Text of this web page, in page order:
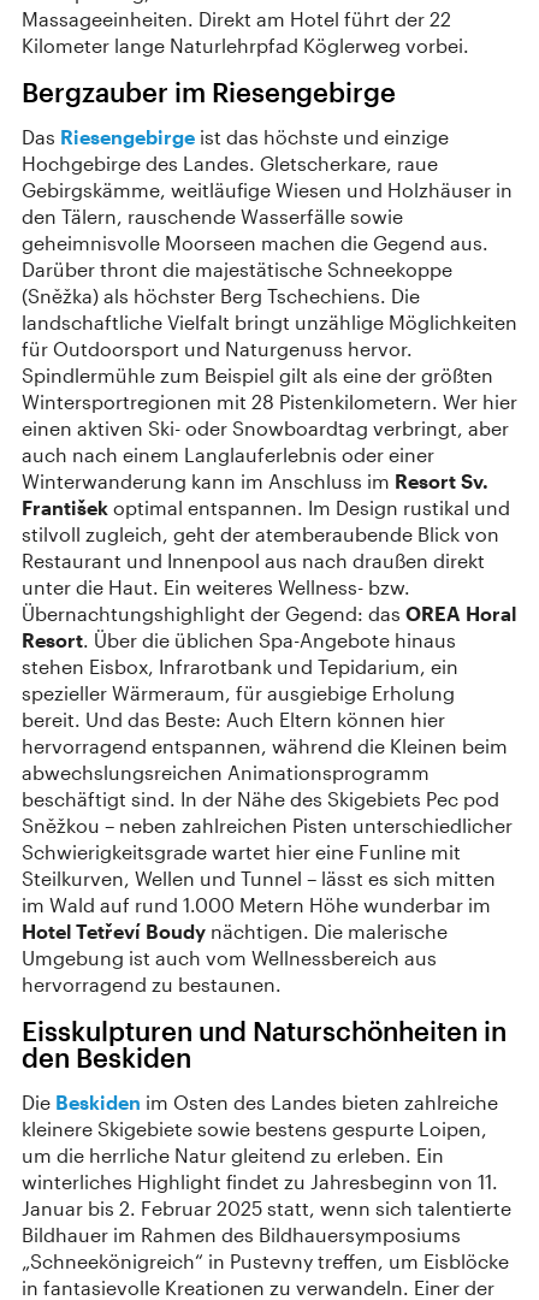
Massageeinheiten. Direkt am Hotel führt der 22
Kilometer lange Naturlehrpfad Köglerweg vorbei.
Bergzauber im Riesengebirge
Das Riesengebirge ist das höchste und einzige
Hochgebirge des Landes. Gletscherkare, raue
Gebirgskämme, weitläufige Wiesen und Holzhäuser in
den Tälern, rauschende Wasserfälle sowie
geheimnisvolle Moorseen machen die Gegend aus.
Darüber thront die majestätische Schneekoppe
(Sněžka) als höchster Berg Tschechiens. Die
landschaftliche Vielfalt bringt unzählige Möglichkeiten
für Outdoorsport und Naturgenuss hervor.
Spindlermühle zum Beispiel gilt als eine der größten
Wintersportregionen mit 28 Pistenkilometern. Wer hier
einen aktiven Ski- oder Snowboardtag verbringt, aber
auch nach einem Langlauferlebnis oder einer
Winterwanderung kann im Anschluss im Resort Sv.
František optimal entspannen. Im Design rustikal und
stilvoll zugleich, geht der atemberaubende Blick von
Restaurant und Innenpool aus nach draußen direkt
unter die Haut. Ein weiteres Wellness- bzw.
Übernachtungshighlight der Gegend: das OREA Horal
Resort. Über die üblichen Spa-Angebote hinaus
stehen Eisbox, Infrarotbank und Tepidarium, ein
spezieller Wärmeraum, für ausgiebige Erholung
bereit. Und das Beste: Auch Eltern können hier
hervorragend entspannen, während die Kleinen beim
abwechslungsreichen Animationsprogramm
beschäftigt sind. In der Nähe des Skigebiets Pec pod
Sněžkou – neben zahlreichen Pisten unterschiedlicher
Schwierigkeitsgrade wartet hier eine Funline mit
Steilkurven, Wellen und Tunnel – lässt es sich mitten
im Wald auf rund 1.000 Metern Höhe wunderbar im
Hotel Tetřeví Boudy nächtigen. Die malerische
Umgebung ist auch vom Wellnessbereich aus
hervorragend zu bestaunen.
Eisskulpturen und Naturschönheiten in
den Beskiden
Die Beskiden im Osten des Landes bieten zahlreiche
kleinere Skigebiete sowie bestens gespurte Loipen,
um die herrliche Natur gleitend zu erleben. Ein
winterliches Highlight findet zu Jahresbeginn von 11.
Januar bis 2. Februar 2025 statt, wenn sich talentierte
Bildhauer im Rahmen des Bildhauersymposiums
„Schneekönigreich“ in Pustevny treffen, um Eisblöcke
in fantasievolle Kreationen zu verwandeln. Einer der